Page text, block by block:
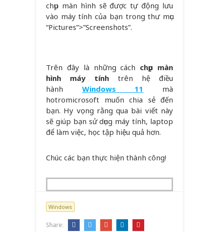
chụp màn hình sẽ được tự động lưu
vào máy tính của bạn trong thư mục
“Pictures”>”Screenshots”.
Trên đây là những cách chụp màn
hình máy tính trên hệ điều
hành Windows 11
mà
hotromicrosoft muốn chia sẻ đến
bạn. Hy vọng rằng qua bài viết này
sẽ giúp bạn sử dụng máy tính, laptop
để làm việc, học tập hiệu quả hơn.
Chúc các bạn thực hiện thành công!
Windows
Share: